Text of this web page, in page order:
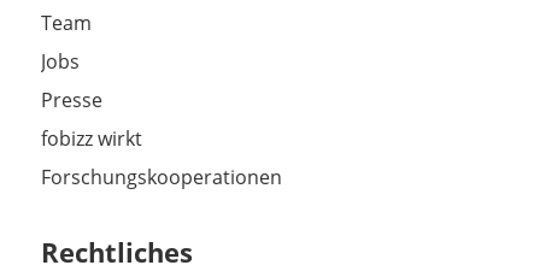
Team
Jobs
Presse
fobizz wirkt
Forschungskooperationen
Rechtliches